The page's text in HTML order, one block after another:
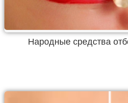
Народные средства